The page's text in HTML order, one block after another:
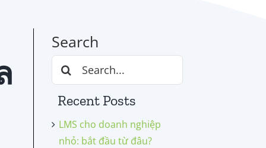
Search
Search
for:
Recent Posts
LMS cho doanh nghiệp
nhỏ: bắt đầu từ đâu?